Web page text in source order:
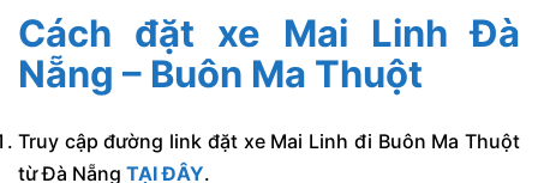
Cách đặt xe Mai Linh Đà
Nẵng – Buôn Ma Thuột
Truy cập đường link đặt xe Mai Linh đi Buôn Ma Thuột
từ Đà Nẵng TẠI ĐÂY.